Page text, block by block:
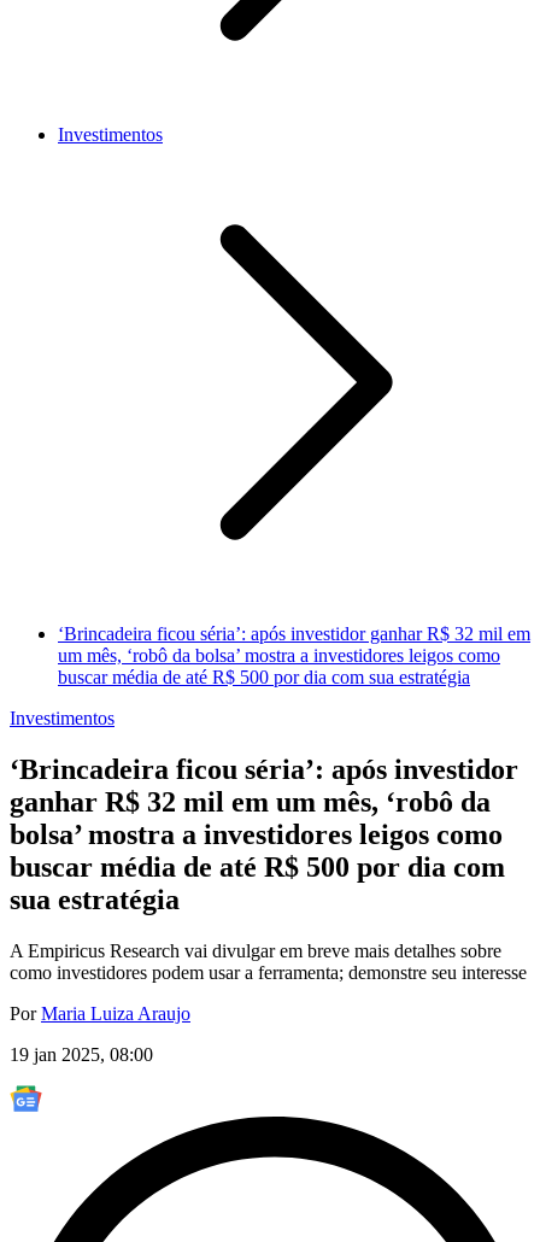
Investimentos
‘Brincadeira ficou séria’: após investidor ganhar R$ 32 mil em
um mês, ‘robô da bolsa’ mostra a investidores leigos como
buscar média de até R$ 500 por dia com sua estratégia
Investimentos
‘Brincadeira ficou séria’: após investidor
ganhar R$ 32 mil em um mês, ‘robô da
bolsa’ mostra a investidores leigos como
buscar média de até R$ 500 por dia com
sua estratégia
A Empiricus Research vai divulgar em breve mais detalhes sobre
como investidores podem usar a ferramenta; demonstre seu interesse
PorMaria Luiza Araujo
19 jan 2025, 08:00